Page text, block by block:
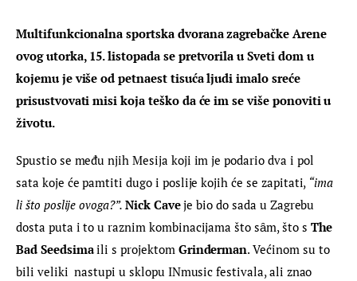
Multifunkcionalna sportska dvorana zagrebačke Arene
ovog utorka, 15. listopada se pretvorila u Sveti dom u
kojemu je više od petnaest tisuća ljudi imalo sreće
prisustvovati misi koja teško da će im se više ponoviti u
životu.
Spustio se među njih Mesija koji im je podario dva i pol
sata koje će pamtiti dugo i poslije kojih će se zapitati, “ima
li što poslije ovoga?”. Nick Cave je bio do sada u Zagrebu
dosta puta i to u raznim kombinacijama što sȃm, što s The
Bad Seedsima ili s projektom Grinderman. Većinom su to
bili veliki  nastupi u sklopu INmusic festivala, ali znao